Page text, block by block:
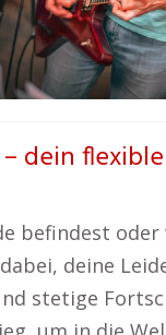
dein
befindest
deine
stetige